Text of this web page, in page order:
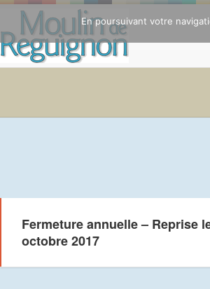
Fermeture annuelle – Reprise
octobre 2017
En poursuivant votre